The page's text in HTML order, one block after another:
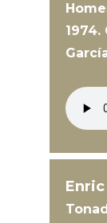
1974.
Enric